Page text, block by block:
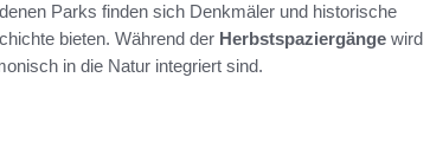
Parks finden sich Denkmäler und historische
bieten. Während der Herbstspaziergänge wird
in die Natur integriert sind.